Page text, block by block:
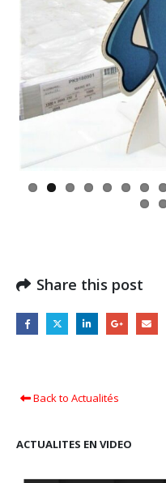
Share this post
Back to Actualités
ACTUALITES EN VIDEO